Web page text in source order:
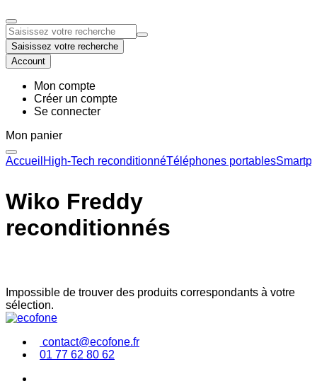
Saisissez votre recherche
Account
Mon compte
Créer un compte
Se connecter
Mon panier
Accueil High-Tech reconditionnéTéléphones portables
Wiko Freddy
reconditionnés
Impossible de trouver des produits correspondants à votre
sélection.
contact@ecofone.fr
01 77 62 80 62